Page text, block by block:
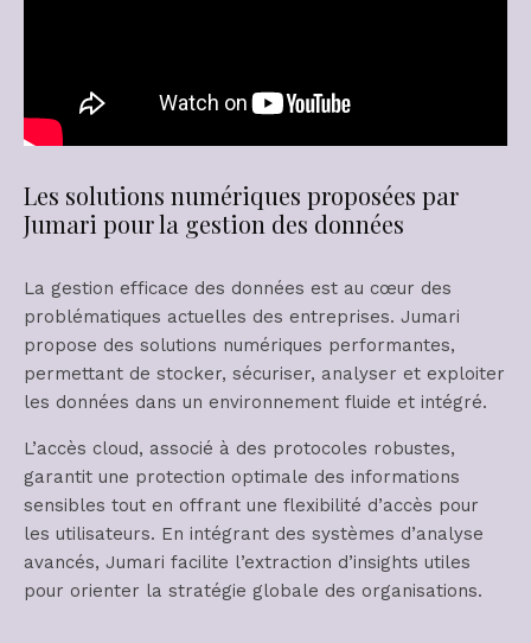
Les solutions numériques proposées par
Jumari pour la gestion des données
La gestion efficace des données est au cœur des
problématiques actuelles des entreprises. Jumari
propose des solutions numériques performantes,
permettant de stocker, sécuriser, analyser et exploiter
les données dans un environnement fluide et intégré.
L’accès cloud, associé à des protocoles robustes,
garantit une protection optimale des informations
sensibles tout en offrant une flexibilité d’accès pour
les utilisateurs. En intégrant des systèmes d’analyse
avancés, Jumari facilite l’extraction d’insights utiles
pour orienter la stratégie globale des organisations.